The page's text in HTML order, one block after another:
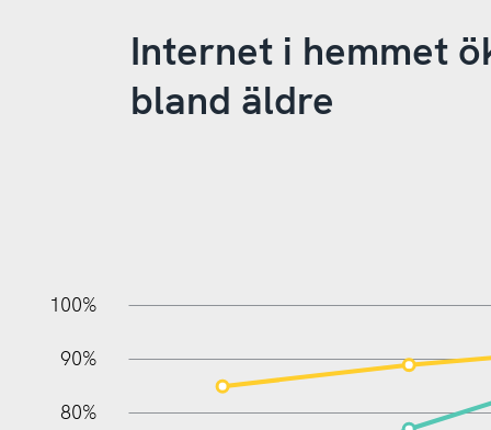
Internet i hemmet
bland äldre
100%
90%
80%